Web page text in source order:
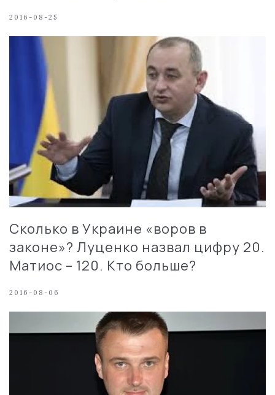
2016-08-25
Сколько в Украине «воров в
законе»? Луценко назвал цифру 20.
Матиос – 120. Кто больше?
2016-08-06